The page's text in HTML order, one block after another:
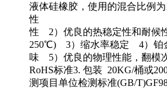
液体硅橡胶，使用的混合比例为
性 1）优良的
性 2）优良的热稳定性和耐候
250℃) 3）缩水率稳定 4）铂
味 5）优良的物理性能，翻模
RoHS标准3. 包装 20KG/桶或
测项目单位检测标准(GB/